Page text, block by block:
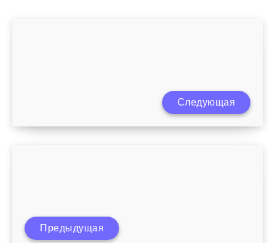
Почему дети не хотят делать домашнее
Следующая
С какой недели ребенок считается
доношенным, и с каким весом?
Предыдущая